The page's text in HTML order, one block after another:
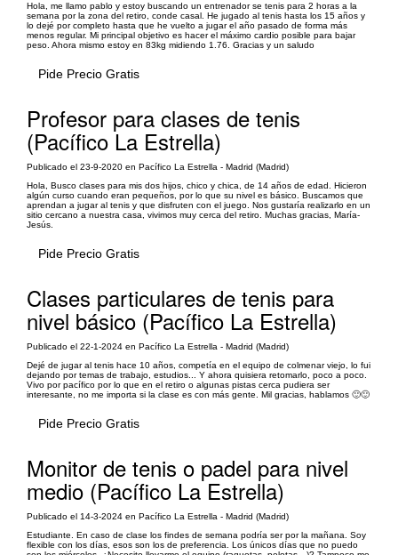
Hola, me llamo pablo y estoy buscando un entrenador se tenis para 2 horas a la
semana por la zona del retiro, conde casal. He jugado al tenis hasta los 15 años y
lo dejé por completo hasta que he vuelto a jugar el año pasado de forma más
menos regular. Mi principal objetivo es hacer el máximo cardio posible para bajar
peso. Ahora mismo estoy en 83kg midiendo 1.76. Gracias y un saludo
Pide Precio Gratis
Profesor para clases de tenis
(Pacífico La Estrella)
Publicado el 23-9-2020 en Pacífico La Estrella - Madrid (Madrid)
Hola, Busco clases para mis dos hijos, chico y chica, de 14 años de edad. Hicieron
algún curso cuando eran pequeños, por lo que su nivel es básico. Buscamos que
aprendan a jugar al tenis y que disfruten con el juego. Nos gustaría realizarlo en un
sitio cercano a nuestra casa, vivimos muy cerca del retiro. Muchas gracias, María-
Jesús.
Pide Precio Gratis
Clases particulares de tenis para
nivel básico (Pacífico La Estrella)
Publicado el 22-1-2024 en Pacífico La Estrella - Madrid (Madrid)
Dejé de jugar al tenis hace 10 años, competía en el equipo de colmenar viejo, lo fui
dejando por temas de trabajo, estudios... Y ahora quisiera retomarlo, poco a poco.
Vivo por pacífico por lo que en el retiro o algunas pistas cerca pudiera ser
interesante, no me importa si la clase es con más gente. Mil gracias, hablamos 🙂🙂
Pide Precio Gratis
Monitor de tenis o padel para nivel
medio (Pacífico La Estrella)
Publicado el 14-3-2024 en Pacífico La Estrella - Madrid (Madrid)
Estudiante. En caso de clase los findes de semana podría ser por la mañana. Soy
flexible con los días, esos son los de preferencia. Los únicos días que no puedo